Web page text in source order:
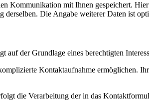
Kommunikation mit Ihnen gespeichert.
derselben. Die Angabe weiterer Daten ist
auf der Grundlage eines berechtigten
Kontaktaufnahme ermöglichen.
die Verarbeitung der in das